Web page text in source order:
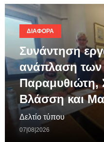
ΔΙΆΦΟΡΑ
Συνάντηση
ανάπλαση των
Παραμυθιώτη,
Βλάσση και
Δελτίο τύπου
07|08|2026